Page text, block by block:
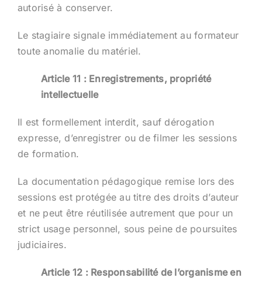
autorisé à conserver.
Le stagiaire signale immédiatement au formateur
toute anomalie du matériel.
Article 11 : Enregistrements, propriété
intellectuelle
Il est formellement interdit, sauf dérogation
expresse, d’enregistrer ou de filmer les sessions
de formation.
La documentation pédagogique remise lors des
sessions est protégée au titre des droits d’auteur
et ne peut être réutilisée autrement que pour un
strict usage personnel, sous peine de poursuites
judiciaires.
Article 12 : Responsabilité de l’organisme en